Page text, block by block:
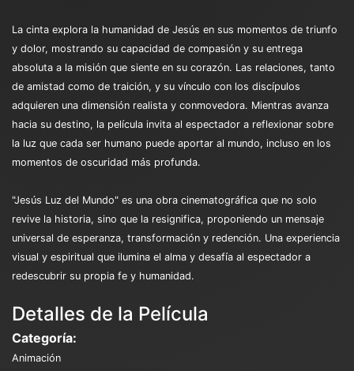
La cinta explora la humanidad de Jesús en sus momentos de triunfo
y dolor, mostrando su capacidad de compasión y su entrega
absoluta a la misión que siente en su corazón. Las relaciones, tanto
de amistad como de traición, y su vínculo con los discípulos
adquieren una dimensión realista y conmovedora. Mientras avanza
hacia su destino, la película invita al espectador a reflexionar sobre
la luz que cada ser humano puede aportar al mundo, incluso en los
momentos de oscuridad más profunda.
"Jesús Luz del Mundo" es una obra cinematográfica que no solo
revive la historia, sino que la resignifica, proponiendo un mensaje
universal de esperanza, transformación y redención. Una experiencia
visual y espiritual que ilumina el alma y desafía al espectador a
redescubrir su propia fe y humanidad.
Detalles de la Película
Categoría:
Animación